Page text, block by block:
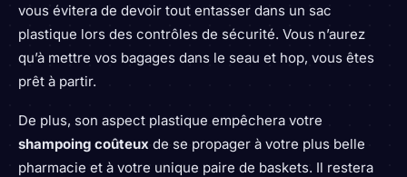
vous évitera de devoir tout entasser dans un sac
plastique lors des contrôles de sécurité. Vous n’aurez
qu’à mettre vos bagages dans le seau et hop, vous êtes
prêt à partir.
De plus, son aspect plastique empêchera votre
shampoing coûteux de se propager à votre plus belle
pharmacie et à votre unique paire de baskets. Il restera